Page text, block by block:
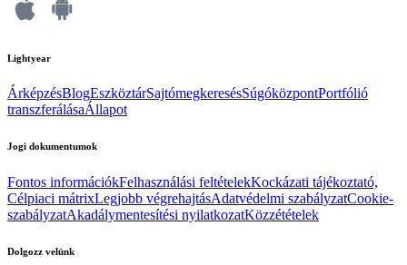
Lightyear
ÁrképzésBlogEszköztárSajtómegkeresésSúgóközpontPortfólió
transzferálásaÁllapot
Jogi dokumentumok
Fontos információkFelhasználási feltételekKockázati tájékoztató,
Célpiaci mátrixLegjobb végrehajtásAdatvédelmi szabályzatCookie-
szabályzatAkadálymentesítési nyilatkozatKözzétételek
Dolgozz velünk